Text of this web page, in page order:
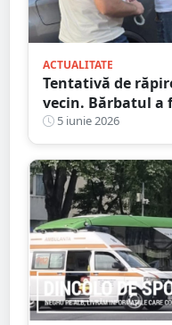
ACTUALITATE
Tentativă de
vecin. Bărbatul a
5 iunie 2026